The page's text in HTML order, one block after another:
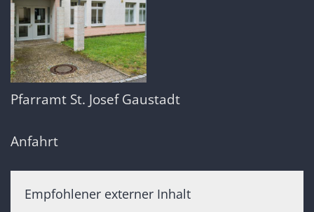
Pfarramt St. Josef Gaustadt
Anfahrt
Empfohlener externer Inhalt